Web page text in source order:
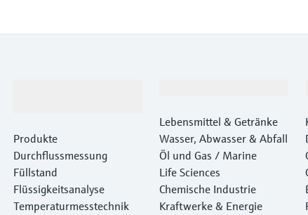
Produkte
Durchflussmessung
Füllstand
Flüssigkeitsanalyse
Temperaturmesstechnik
Lebensmittel & Getränke
Wasser, Abwasser & Abfall
Öl und Gas / Marine
Life Sciences
Chemische Industrie
Kraftwerke & Energie